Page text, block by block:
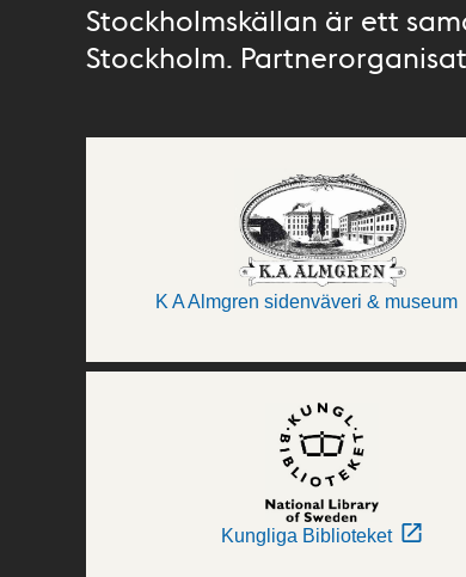
Stockholmskällan är ett
Stockholm.
K A Almgren sidenväveri & museum
Kungliga Biblioteket